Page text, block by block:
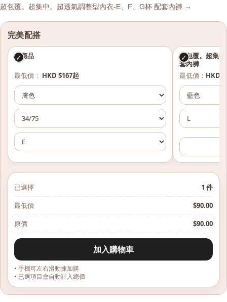
超包覆。超集中。超透氣調整型內衣-E、F、G杯 配套內褲 →
完美配搭
✓
本商品
最低價： HKD $167起
✓
超包覆。超集
套內褲
最低價： HKD
已選擇 1 件
最低價
$90.00
原價
$90.00
加入購物車
• 手機可左右滑動揀加購
• 已選項目會自動計入總價